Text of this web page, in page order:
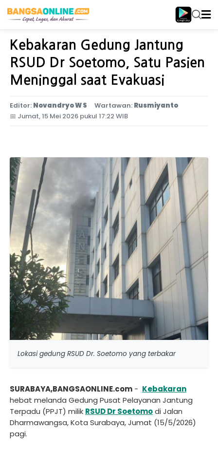
Home Jawa Timur
Kebakaran Gedung Jantung
RSUD Dr Soetomo, Satu Pasien
Meninggal saat Evakuasi
Editor: Novandryo W S Wartawan: Rusmiyanto
📅 Jumat, 15 Mei 2026 pukul 17:22 WIB
Lokasi gedung RSUD Dr. Soetomo yang terbakar
SURABAYA,BANGSAONLINE.com - Kebakaran
hebat melanda Gedung Pusat Pelayanan Jantung
Terpadu (PPJT) milik RSUD Dr Soetomodi Jalan
Dharmawangsa, Kota Surabaya, Jumat (15/5/2026)
pagi.